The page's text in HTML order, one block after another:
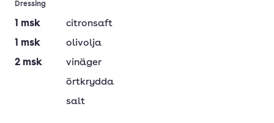
Dressing
1 msk
citronsaft
1 msk
olivolja
2 msk
vinäger
örtkrydda
salt